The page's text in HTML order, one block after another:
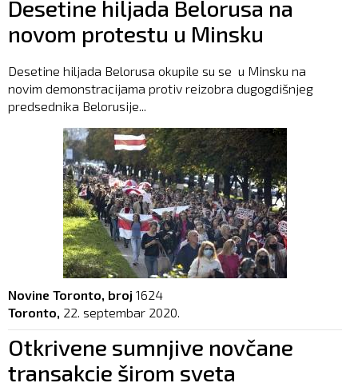
Desetine hiljada Belorusa na
novom protestu u Minsku
Desetine hiljada Belorusa okupile su se u Minsku na
novim demonstracijama protiv reizobra dugogdišnjeg
predsednika Belorusije...
Novine Toronto, broj 1624
Toronto, 22. septembar 2020.
Otkrivene sumnjive novčane
transakcie širom sveta